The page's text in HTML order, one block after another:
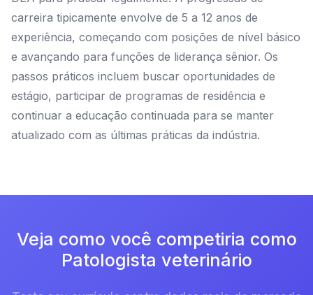
carreira tipicamente envolve de 5 a 12 anos de
experiência, começando com posições de nível básico
e avançando para funções de liderança sênior. Os
passos práticos incluem buscar oportunidades de
estágio, participar de programas de residência e
continuar a educação continuada para se manter
atualizado com as últimas práticas da indústria.
Veja como você competiria como
Patologista veterinário